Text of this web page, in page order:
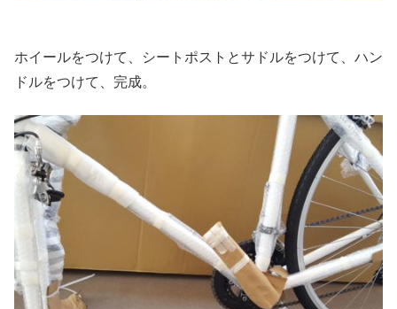
ホイールをつけて、シートポストとサドルをつけて、ハン
ドルをつけて、完成。